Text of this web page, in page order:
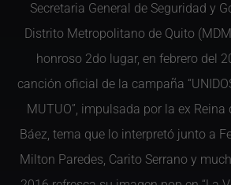
Secretaria General de Seguridad y
Distrito Metropolitano de Quito
honroso 2do lugar, en febrero del
canción oficial de la campaña
MUTUO”, impulsada por la ex Reina
Báez, tema que lo interpretó junto a
Milton Paredes, Carito Serrano y